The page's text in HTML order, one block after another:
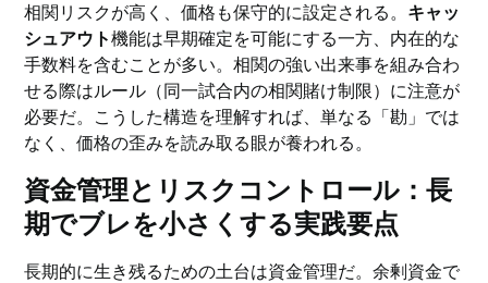
相関リスクが高く、価格も保守的に設定される。 キャッ
シュアウト機能は早期確定を可能にする一方、内在的な
手数料を含むことが多い。相関の強い出来事を組み合わ
せる際はルール（同一試合内の相関賭け制限）に注意が
必要だ。こうした構造を理解すれば、単なる「勘」では
なく、価格の歪みを読み取る眼が養われる。
資金管理とリスクコントロール：長
期でブレを小さくする実践要点
長期的に生き残るための土台は資金管理だ。余剰資金で